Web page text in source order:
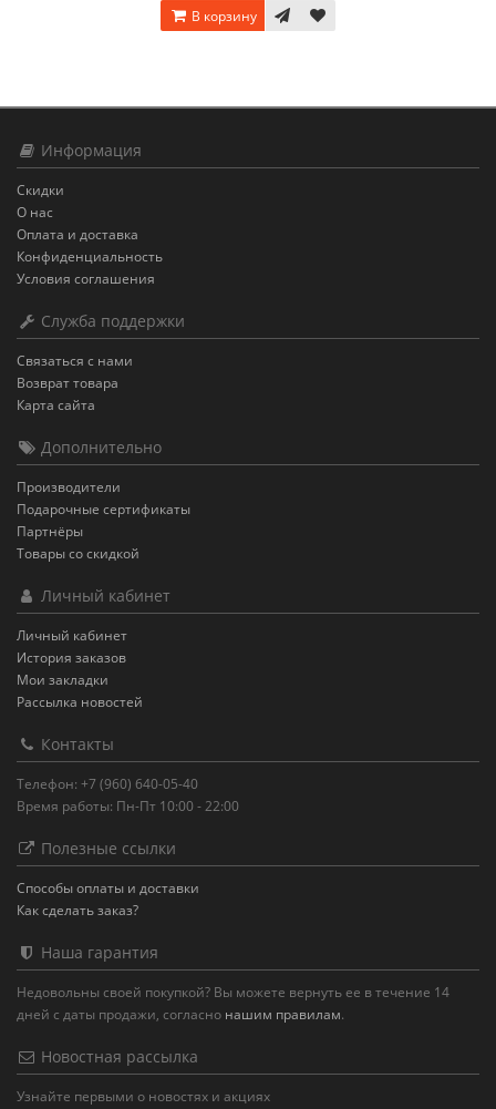
В корзину
Информация
Скидки
О нас
Оплата и доставка
Конфиденциальность
Условия соглашения
Служба поддержки
Связаться с нами
Возврат товара
Карта сайта
Дополнительно
Производители
Подарочные сертификаты
Партнёры
Товары со скидкой
Личный кабинет
Личный кабинет
История заказов
Мои закладки
Рассылка новостей
Контакты
Телефон: +7 (960) 640-05-40
Время работы: Пн-Пт 10:00 - 22:00
Полезные ссылки
Способы оплаты и доставки
Как сделать заказ?
Наша гарантия
Недовольны своей покупкой? Вы можете вернуть ее в течение 14
дней с даты продажи, согласно нашим правилам.
Новостная рассылка
Узнайте первыми о новостях и акциях